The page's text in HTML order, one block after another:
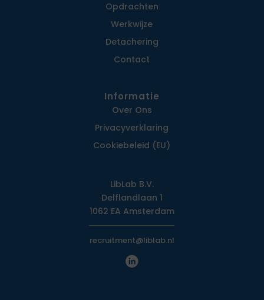
Opdrachten
Werkwijze
Detachering
Contact
Informatie
Over Ons
Privacy­verklaring
Cookiebeleid (EU)
LibLab B.V.
Delflandlaan 1
1062 EA Amsterdam
recruitment@liblab.nl